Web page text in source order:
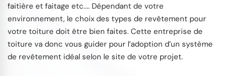
faitière et faitage etc.... Dépendant de votre
environnement, le choix des types de revêtement pour
votre toiture doit être bien faites. Cette entreprise de
toiture va donc vous guider pour l’adoption d’un système
de revêtement idéal selon le site de votre projet.